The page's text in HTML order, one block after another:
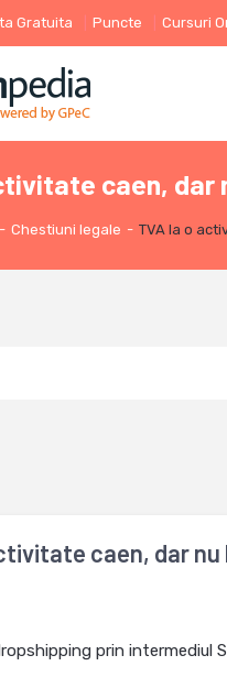
Gratuita Puncte Cursuri
caen, dar
- Chestiuni legale - TVA la o
caen, dar
prin intermediul